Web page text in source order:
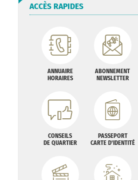
ACCÈS RAPIDES
ANNUAIRE
HORAIRES
ABONNEMENT
NEWSLETTER
CONSEILS
DE QUARTIER
PASSEPORT
CARTE D'IDENTITÉ